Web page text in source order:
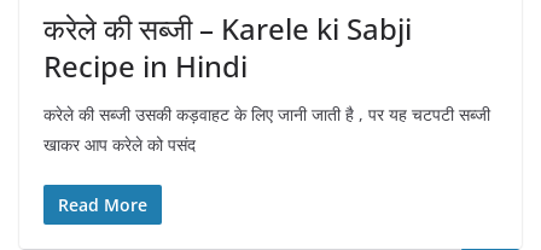
करेले की सब्जी – Karele ki Sabji
Recipe in Hindi
करेले की सब्जी उसकी कड़वाहट के लिए जानी जाती है , पर यह चटपटी सब्जी
खाकर आप करेले को पसंद
Read More